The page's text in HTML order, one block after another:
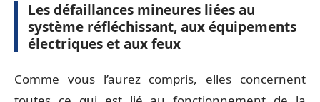
Les défaillances mineures liées au
système réfléchissant, aux équipements
électriques et aux feux
Comme vous l’aurez compris, elles concernent